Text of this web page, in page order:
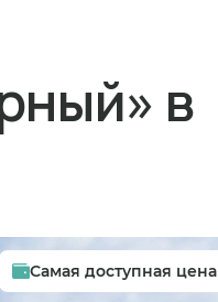
в
Самая доступная цена